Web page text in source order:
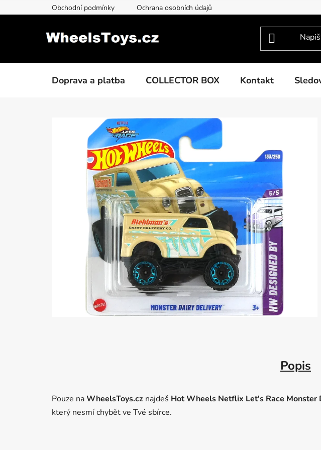
na
Obchodní podmínky Ochrana osobních údajů
Doprava a platba COLLECTOR BOX Kontakt
Popis
Pouze naWheelsToys.cz najdeš Hot Wheels Netflix Let's Race Monster
který nesmí chybět ve Tvé sbírce.